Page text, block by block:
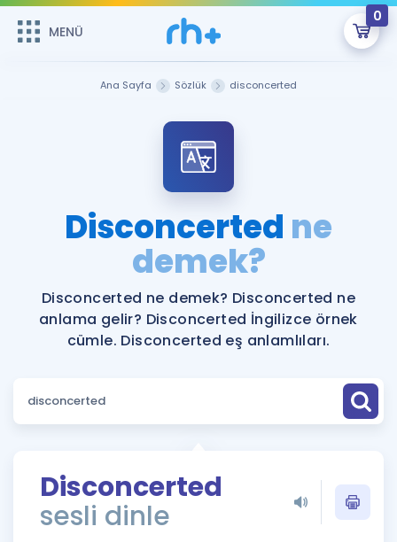
MENÜ
0
Şifremi Hatırlamıyorum
Sepetin Şu An Boş.
Remzi Hoca ile seni sınava hazırlayacak onlarca eğitim seni
bekliyor!
MENÜ
Katılımcı Görüşleri
Faydalı Araçlar
Ücretsiz Kaynaklar
ÖSYM Sınav Takvimi
Kampanyalar
İngilizce Gramer
Ana Sayfa Sözlük disconcerted
Disconcerted ne
demek?
Disconcerted ne demek? Disconcerted ne
anlama gelir? Disconcerted İngilizce örnek
cümle. Disconcerted eş anlamlıları.
Disconcerted
sesli dinle